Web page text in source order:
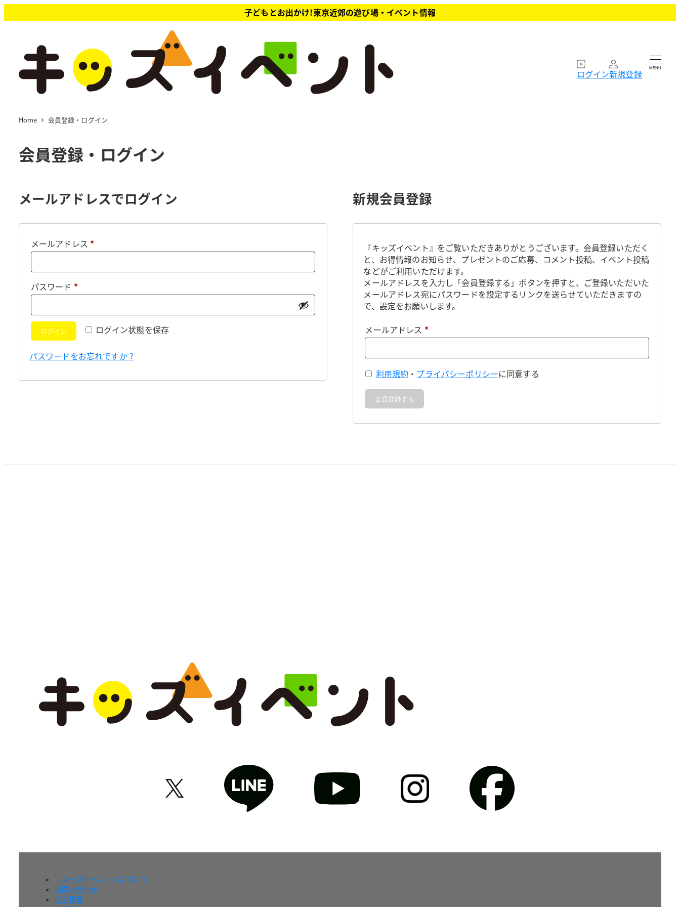
イ
子どもとお出かけ!東京近郊の遊び場・イベント情報
ログイン新規登録 MENU
Home 会員登録・ログイン
会員登録・ログイン
メールアドレスでログイン
メールアドレス *必
パスワード *必
ログイン状態を保存
ログイン
パスワードをお忘れですか ?
新規会員登録
『キッズイベント』をご覧いただきありがとうございます。会員登録いただく
と、お得情報のお知らせ、プレゼントのご応募、コメント投稿、イベント投稿
などがご利用いただけます。
メールアドレスを入力し「会員登録する」ボタンを押すと、ご登録いただいた
メールアドレス宛にパスワードを設定するリンクを送らせていただきますの
で、設定をお願いします。
メールアドレス *必
利用規約 ・ プライバシーポリシーに同意する
会員登録する
『キッズイベント』について
お問い合わせ
広告掲載